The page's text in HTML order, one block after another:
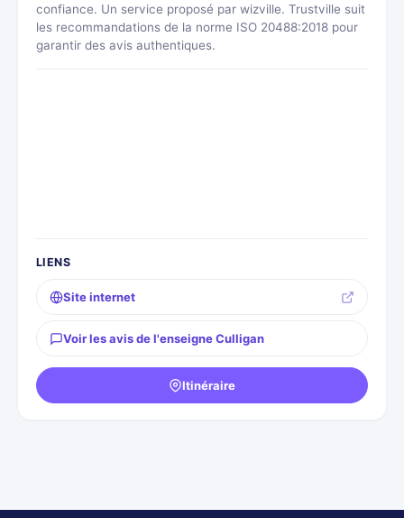
confiance. Un service proposé par wizville. Trustville suit
les recommandations de la norme ISO 20488:2018 pour
garantir des avis authentiques.
LIENS
Site internet
Voir les avis de l'enseigne Culligan
Itinéraire